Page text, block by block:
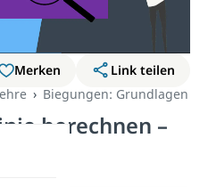
Merken
Link teilen
Biegungen: Grundlagen
berechnen –